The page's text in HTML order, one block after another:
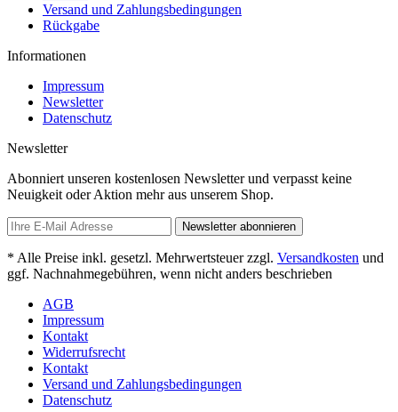
Versand und Zahlungsbedingungen
Rückgabe
Informationen
Impressum
Newsletter
Datenschutz
Newsletter
Abonniert unseren kostenlosen Newsletter und verpasst keine
Neuigkeit oder Aktion mehr aus unserem Shop.
Newsletter abonnieren
* Alle Preise inkl. gesetzl. Mehrwertsteuer zzgl. Versandkosten und
ggf. Nachnahmegebühren, wenn nicht anders beschrieben
AGB
Impressum
Kontakt
Widerrufsrecht
Kontakt
Versand und Zahlungsbedingungen
Datenschutz